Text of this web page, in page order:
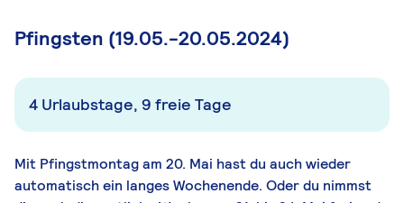
Pfingsten (19.05.-20.05.2024)
4 Urlaubstage, 9 freie Tage
Mit Pfingstmontag am 20. Mai hast du auch wieder
automatisch ein langes Wochenende. Oder du nimmst